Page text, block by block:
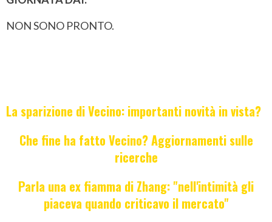
NON SONO PRONTO.
La sparizione di Vecino: importanti novità in vista?
Che fine ha fatto Vecino? Aggiornamenti sulle
ricerche
Parla una ex fiamma di Zhang: "nell'intimità gli
piaceva quando criticavo il mercato"